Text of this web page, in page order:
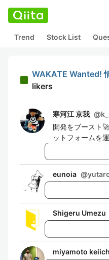
Trend Stock List
WAKATE Wanted!
likers
寒河江 京我 @
開発をブースト
ットフォームを
eunoia @
Shigeru Umezu
miyamoto